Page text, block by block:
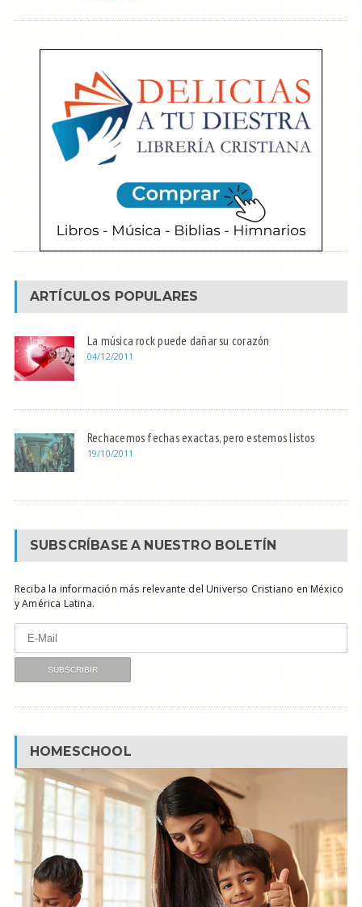
ARTÍCULOS POPULARES
La música rock puede dañar su corazón
04/12/2011
Rechacemos fechas exactas, pero estemos listos
19/10/2011
SUBSCRÍBASE A NUESTRO BOLETÍN
Reciba la información más relevante del Universo Cristiano en México
y América Latina.
HOMESCHOOL